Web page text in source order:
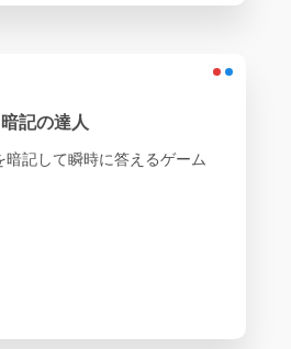
暗記の達人
暗記して瞬時に答えるゲーム